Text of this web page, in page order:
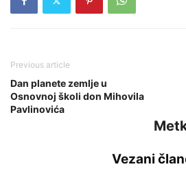
Previous article
Dan planete zemlje u
Osnovnoj školi don Mihovila
Pavlinovića
Vezani